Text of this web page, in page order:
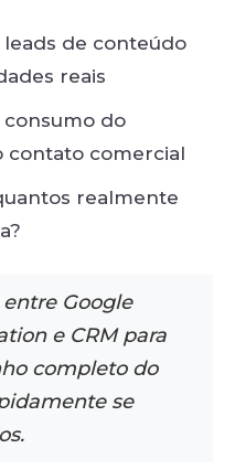
leads de conteúdo
reais
do
contato comercial
realmente
Google
e CRM para
completo do
se